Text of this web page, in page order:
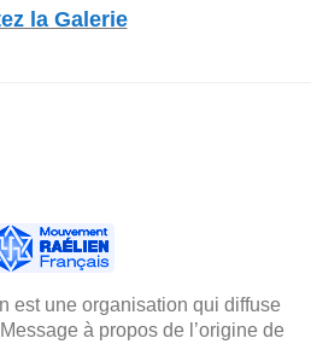
la Galerie
est une organisation qui diffuse
à propos de l’origine de